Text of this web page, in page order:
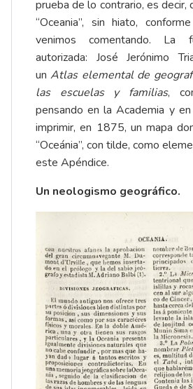
prueba de lo contrario, es decir,
“Oceania”, sin hiato,
venimos comentando. La
autorizada: José Jerónimo
unAtlas elemental de
las escuelas y familias,
pensando en la Academia y
imprimir, en 1875, un mapa
“Oceánia”, con tilde, como
este Apéndice.
Un neologismo geográfico.